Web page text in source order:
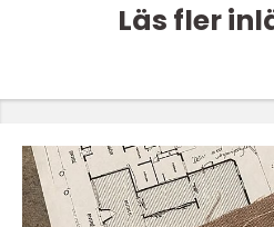
Läs fler